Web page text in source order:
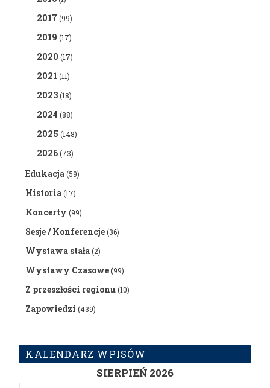
2017 (99)
2019 (17)
2020 (17)
2021 (11)
2023(18)
2024 (88)
2025 (148)
2026(73)
Edukacja(59)
Historia(17)
Koncerty (99)
Sesje / Konferencje(36)
Wystawa stała(2)
Wystawy Czasowe(99)
Z przeszłości regionu(10)
Zapowiedzi (439)
KALENDARZ WPISÓW
SIERPIEŃ 2026